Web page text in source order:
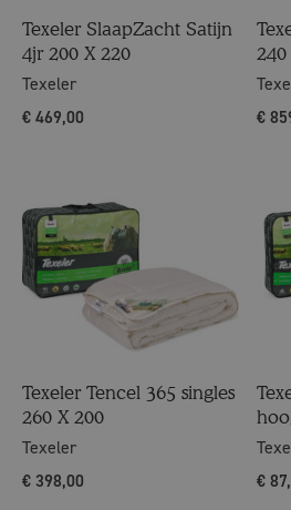
Texeler SlaapZacht Satijn
4jr 200 X 220
Texeler
€ 469,00
240
€
Texeler Tencel 365 singles
260 X 200
Texeler
€ 398,00 €